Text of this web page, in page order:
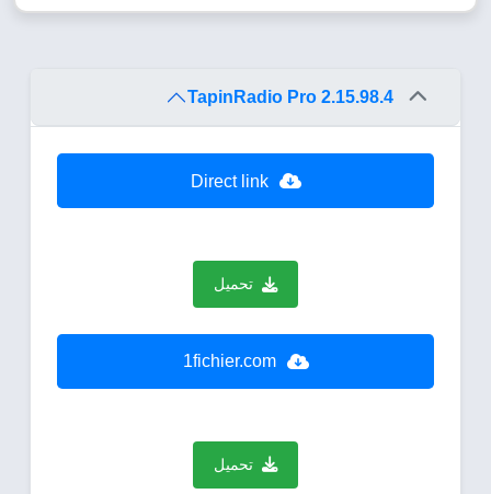
TapinRadio Pro 2.15.98.4
Direct link
تحميل
1fichier.com
تحميل